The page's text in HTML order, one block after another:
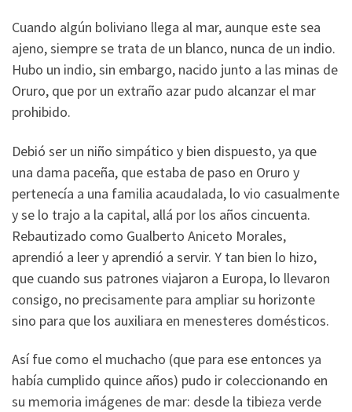
Cuando algún boliviano llega al mar, aunque este sea
ajeno, siempre se trata de un blanco, nunca de un indio.
Hubo un indio, sin embargo, nacido junto a las minas de
Oruro, que por un extraño azar pudo alcanzar el mar
prohibido.
Debió ser un niño simpático y bien dispuesto, ya que
una dama paceña, que estaba de paso en Oruro y
pertenecía a una familia acaudalada, lo vio casualmente
y se lo trajo a la capital, allá por los años cincuenta.
Rebautizado como Gualberto Aniceto Morales,
aprendió a leer y aprendió a servir. Y tan bien lo hizo,
que cuando sus patrones viajaron a Europa, lo llevaron
consigo, no precisamente para ampliar su horizonte
sino para que los auxiliara en menesteres domésticos.
Así fue como el muchacho (que para ese entonces ya
había cumplido quince años) pudo ir coleccionando en
su memoria imágenes de mar: desde la tibieza verde